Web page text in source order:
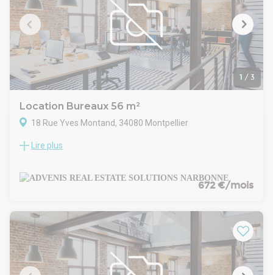
1 / 3
Location Bureaux 56 m²
18 Rue Yves Montand, 34080 Montpellier
ADVENIS Conseil et Transaction vous propose à la location
principaux pôles d'activités tertiaires de Montpellier.
Fonctionnel et modulable, ce bureau permet d'envisager
bénéficie notamment de la climatisation et d'un câblage
informatique.
Le bien conviendra parfaitement à une profession libérale,
une société de conseil ou de services, un bureau d'études,
une activité administrative, une start-up ou une petite
Lire plus
672 €/mois